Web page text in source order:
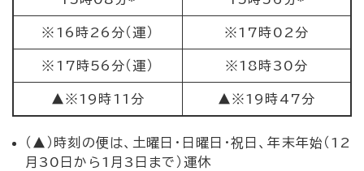
※16時26分（運） ※17時02分
※17時56分（運） ※18時30分
▲※19時11分 ▲※19時47分
（▲）時刻の便は、土曜日・日曜日・祝日、年末年始（12
月30日から1月3日まで）運休